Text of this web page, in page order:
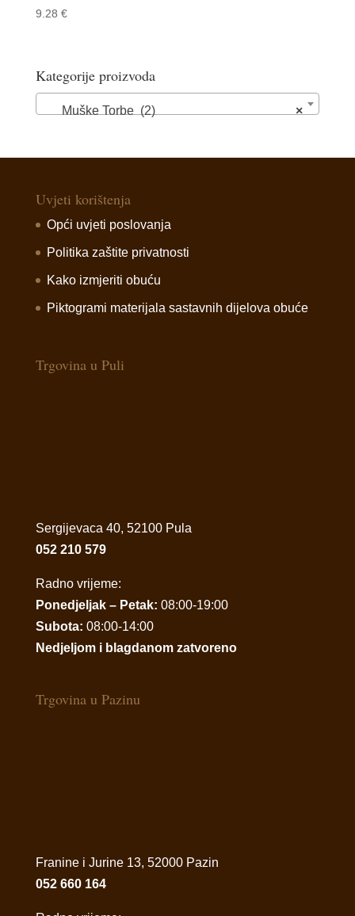
9.28 €
Kategorije proizvoda
×
Muške Torbe (2)
Uvjeti korištenja
Opći uvjeti poslovanja
Politika zaštite privatnosti
Kako izmjeriti obuću
Piktogrami materijala sastavnih dijelova obuće
Trgovina u Puli
Sergijevaca 40, 52100 Pula
052 210 579
Radno vrijeme:
Ponedjeljak – Petak: 08:00-19:00
Subota: 08:00-14:00
Nedjeljom i blagdanom zatvoreno
Trgovina u Pazinu
Franine i Jurine 13, 52000 Pazin
052 660 164